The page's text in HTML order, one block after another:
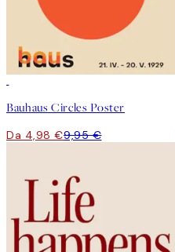
Bauhaus Circles Poster
Da 4,98 €9,95 €